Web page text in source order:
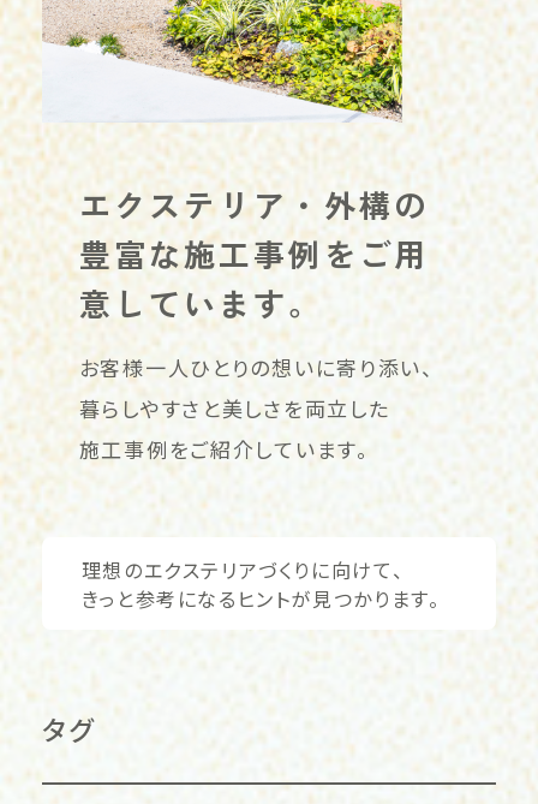
エクステリア・外構の
豊富な施工事例をご用
意しています。
お客様一人ひとりの想いに寄り添い、
暮らしやすさと美しさを両立した
施工事例をご紹介しています。
理想のエクステリアづくりに向けて、
きっと参考になるヒントが見つかります。
タグ